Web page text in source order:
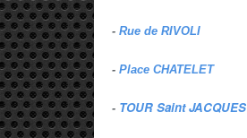
- Rue de RIVOLI
- Place CHATELET
- TOUR Saint JACQUES